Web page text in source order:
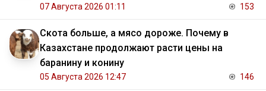
07 Августа 2026 01:11 153
Скота больше, а мясо дороже. Почему в
Казахстане продолжают расти цены на
баранину и конину
05 Августа 2026 12:47 146